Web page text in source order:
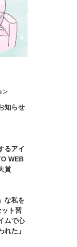
ン
知らせ
るアイ
WEB
賞
な私を
ト習
ムで心
れた」